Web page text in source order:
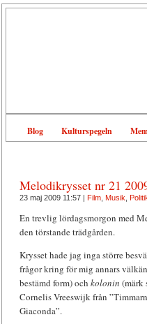
Blog Kulturspegeln
Melodikrysset nr 21
23 maj 2009 11:57 | Film, Musik
En trevlig lördagsmorgon med
den törstande trädgården.
Krysset hade jag inga större
frågor kring för mig annars
bestämd form) och kolonin (märk
Cornelis Vreeswijk från
Giaconda”.